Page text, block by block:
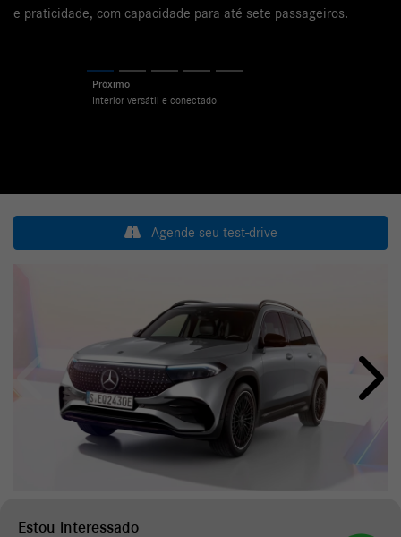
com capacidade para até sete passageiros.
Agende seu test-drive
Estou interessado
Anterior